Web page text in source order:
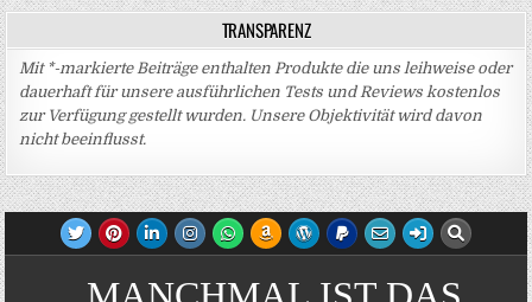
TRANSPARENZ
Mit *-markierte Beiträge enthalten Produkte die uns leihweise oder
dauerhaft für unsere ausführlichen Tests und Reviews kostenlos
zur Verfügung gestellt wurden. Unsere Objektivität wird davon
nicht beeinflusst.